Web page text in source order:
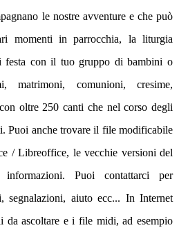
le nostre avventure e che può
momenti in parrocchia, la liturgia
festa con il tuo gruppo di bambini o
matrimoni, comunioni, cresime,
oltre 250 canti che nel corso degli
Puoi anche trovare il file modificabile
/ Libreoffice, le vecchie versioni del
Puoi contattarci per
segnalazioni, aiuto ecc... In Internet
da ascoltare e i file midi, ad esempio